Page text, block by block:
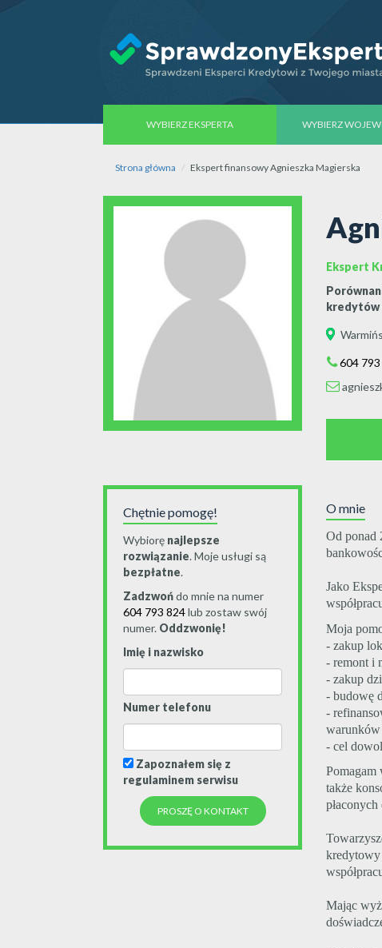
WYBIERZ EKSPERTA WYBIERZ
Strona główna Ekspert finansowy Agnieszka Magierska
Ekspert
kredytów
604
Chętnie pomogę!
Wybiorę najlepsze
rozwiązanie. Moje usługi są
bezpłatne.
Zadzwońdo mnie na numer
604 793 824lub zostaw swój
numer. Oddzwonię!
Imię i nazwisko
Numer telefonu
Zapoznałem się z
regulaminem serwisu
O mnie
Od ponad
Jako
Moja
- zakup
- remont i
- zakup
- budowę
-
- cel
Pomagam
także
kredytowy
Mając